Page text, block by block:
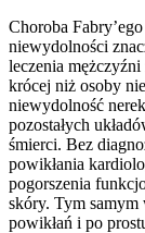
Choroba
niewydolności
leczenia
krócej niż osoby
niewydolność
pozostałych
śmierci. Bez
powikłania
pogorszenia
skóry. Tym samym
powikłań i po